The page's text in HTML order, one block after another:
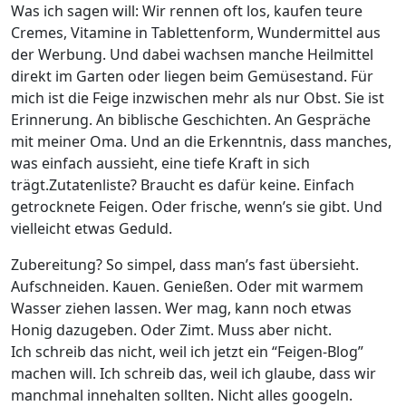
Was ich sagen will: Wir rennen oft los, kaufen teure
Cremes, Vitamine in Tablettenform, Wundermittel aus
der Werbung. Und dabei wachsen manche Heilmittel
direkt im Garten oder liegen beim Gemüsestand. Für
mich ist die Feige inzwischen mehr als nur Obst. Sie ist
Erinnerung. An biblische Geschichten. An Gespräche
mit meiner Oma. Und an die Erkenntnis, dass manches,
was einfach aussieht, eine tiefe Kraft in sich
trägt.Zutatenliste? Braucht es dafür keine. Einfach
getrocknete Feigen. Oder frische, wenn’s sie gibt. Und
vielleicht etwas Geduld.
Zubereitung? So simpel, dass man’s fast übersieht.
Aufschneiden. Kauen. Genießen. Oder mit warmem
Wasser ziehen lassen. Wer mag, kann noch etwas
Honig dazugeben. Oder Zimt. Muss aber nicht.
Ich schreib das nicht, weil ich jetzt ein “Feigen-Blog”
machen will. Ich schreib das, weil ich glaube, dass wir
manchmal innehalten sollten. Nicht alles googeln.